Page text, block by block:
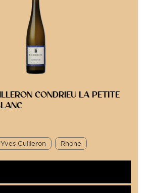
CONDRIEU LA PETITE
Yves Cuilleron Rhone